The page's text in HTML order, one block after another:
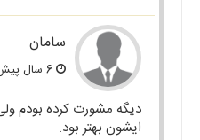
سامان
دیگه مشورت کرده بودم
ایشون بهتر بود.